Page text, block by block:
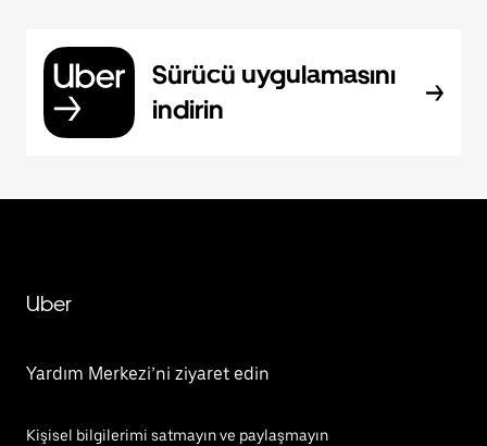
Sürücü uygulamasını
indirin
Uber
Yardım Merkezi’ni ziyaret edin
Kişisel bilgilerimi satmayın ve paylaşmayın